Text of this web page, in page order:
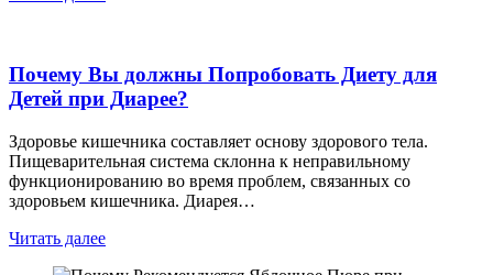
Почему Вы должны Попробовать Диету для
Детей при Диарее?
Здоровье кишечника составляет основу здорового тела.
Пищеварительная система склонна к неправильному
функционированию во время проблем, связанных со
здоровьем кишечника. Диарея…
Читать далее